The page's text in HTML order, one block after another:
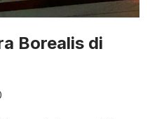
Borealis di